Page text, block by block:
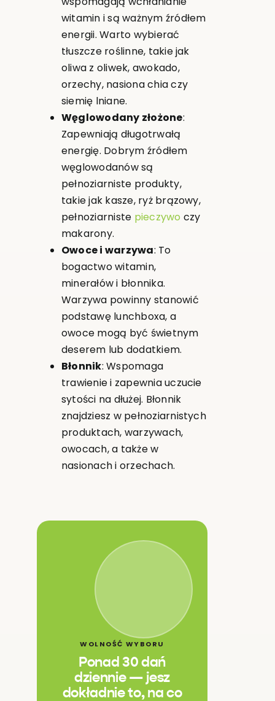
witamin i są ważnym źródłem
energii. Warto wybierać
tłuszcze roślinne, takie jak
oliwa z oliwek, awokado,
orzechy, nasiona chia czy
siemię lniane.
Węglowodany złożone:
Zapewniają długotrwałą
energię. Dobrym źródłem
węglowodanów są
pełnoziarniste produkty,
takie jak kasze, ryż brązowy,
pełnoziarniste pieczywo czy
makarony.
Owoce i warzywa: To
bogactwo witamin,
minerałów i błonnika.
Warzywa powinny stanowić
podstawę lunchboxa, a
owoce mogą być świetnym
deserem lub dodatkiem.
Błonnik: Wspomaga
trawienie i zapewnia uczucie
sytości na dłużej. Błonnik
znajdziesz w pełnoziarnistych
produktach, warzywach,
owocach, a także w
nasionach i orzechach.
WOLNOŚĆ WYBORU
Ponad 30 dań
dziennie — jesz
dokładnie to, na co